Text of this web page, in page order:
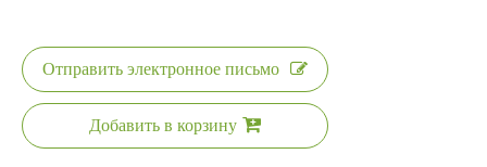
Отправить электронное письмо
Добавить в корзину